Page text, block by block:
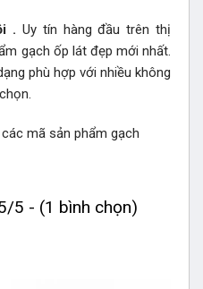
. Uy tín hàng đầu trên thị
gạch ốp lát đẹp mới nhất.
phù hợp với nhiều không
mã sản phẩm gạch
5 - (1 bình chọn)